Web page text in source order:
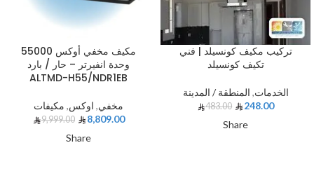
مكيف مخفي أوكس 55000
وحدة انفيرتر – حار / بارد
ALTMD-H55/NDR1EB
مخفي, اوكس, مكيفات
9,999.00
8,809.00
Share
تركيب مكيف كونسيلد | فني
تكيف كونسيلد
الخدمات, المنطقة / المدينة
483.00
248.00
Share